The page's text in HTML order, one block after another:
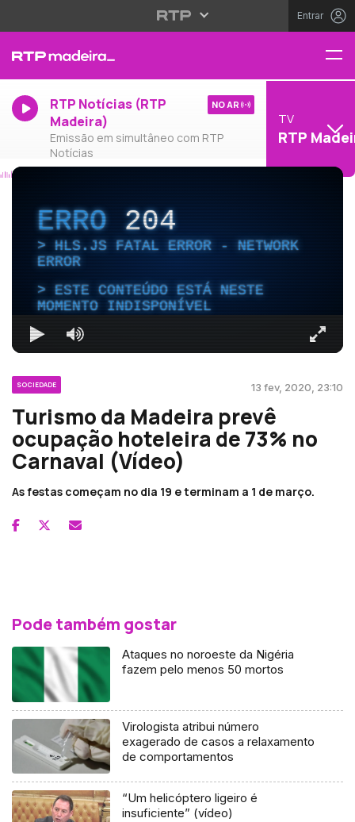
Entrar
RTP Notícias (RTP
Madeira)
Emissão em simultâneo com RTP
Notícias
NO AR
TV
RTP
ERRO204
HLS.JS FATAL ERROR - NETWORK
ERROR
ESTE CONTEÚDO ESTÁ NESTE
MOMENTO INDISPONÍVEL
SOCIEDADE 13 fev, 2020, 23:10
Turismo da Madeira prevê
ocupação hoteleira de 73% no
Carnaval (Vídeo)
As festas começam no dia 19 e terminam a 1 de março.
Pode também gostar
Ataques no noroeste da Nigéria
fazem pelo menos 50 mortos
Virologista atribui número
exagerado de casos a relaxamento
de comportamentos
“Um helicóptero ligeiro é
insuficiente” (vídeo)